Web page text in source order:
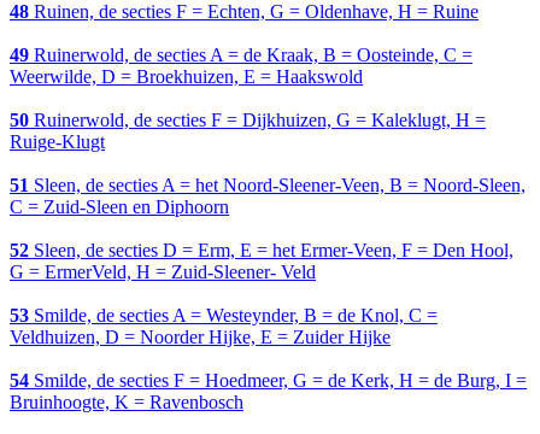
48 Ruinen, de secties F = Echten, G = Oldenhave, H = Ruine
49 Ruinerwold, de secties A = de Kraak, B = Oosteinde, C =
Weerwilde, D = Broekhuizen, E = Haakswold
50 Ruinerwold, de secties F = Dijkhuizen, G = Kaleklugt, H =
Ruige-Klugt
51 Sleen, de secties A = het Noord-Sleener-Veen, B = Noord-Sleen,
C = Zuid-Sleen en Diphoorn
52 Sleen, de secties D = Erm, E = het Ermer-Veen, F = Den Hool,
G = ErmerVeld, H = Zuid-Sleener- Veld
53 Smilde, de secties A = Westeynder, B = de Knol, C =
Veldhuizen, D = Noorder Hijke, E = Zuider Hijke
54 Smilde, de secties F = Hoedmeer, G = de Kerk, H = de Burg, I =
Bruinhoogte, K = Ravenbosch